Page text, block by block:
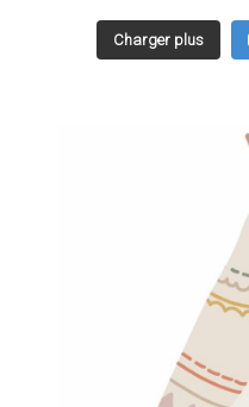
Charger plus